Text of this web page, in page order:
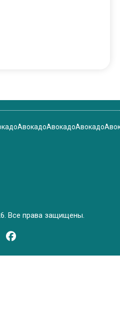
АвокадоАвокадоАвокадо
Все права защищены.